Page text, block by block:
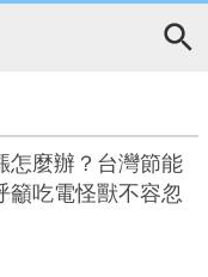
怎麼辦？台灣節能
籲吃電怪獸不容忽